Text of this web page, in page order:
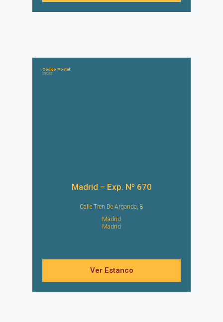
Código Postal:
28032
Madrid – Exp. Nº 670
Calle Tren De Arganda, 8
Madrid
Madrid
Ver Estanco